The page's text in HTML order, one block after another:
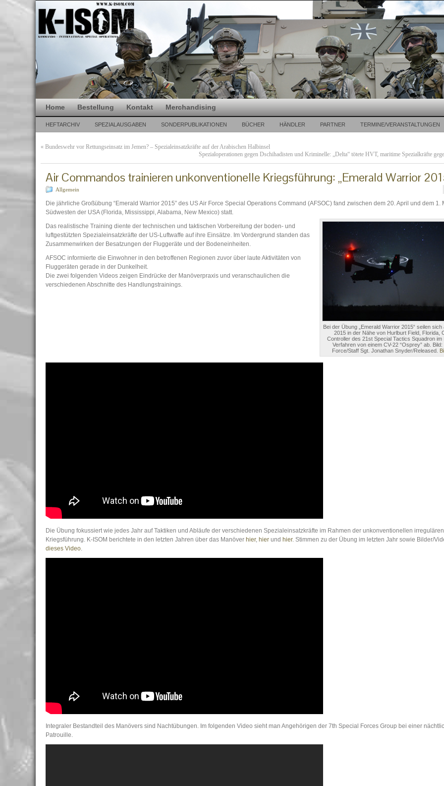
Home Bestellung Kontakt Merchandising
HEFTARCHIV SPEZIALAUSGABEN SONDERPUBLIKATIONEN BÜCHER HÄNDLER PARTNER TERMINE/VERANSTALTUNGEN
« Bundeswehr vor Rettungseinsatz im Jemen? – Spezialeinsatzkräfte auf der Arabischen Halbinsel
Spezialoperationen gegen Dschihadisten und Kriminelle: „Delta“ tötete HVT, maritime Spezialkräfte
Air Commandos trainieren unkonventionelle Kriegsführung: „Emerald Warrior
Allgemein
Die jährliche Großübung “Emerald Warrior 2015” des US Air Force Special Operations Command (AFSOC) fand zwischen dem 20. April und dem 1.
Südwesten der USA (Florida, Mississippi, Alabama, New Mexico) statt.
Bei der Übung „Emerald Warrior 2015“ seilen sich
2015 in der Nähe von Hurlburt Field, Florida,
Controller des 21st Special Tactics Squadron im
Verfahren von einem CV-22 “Osprey” ab. Bild:
Force/Staff Sgt. Jonathan Snyder/Released.
Das realistische Training diente der technischen und taktischen Vorbereitung der boden- und
luftgestützten Spezialeinsatzkräfte der US-Luftwaffe auf ihre Einsätze. Im Vordergrund standen das
Zusammenwirken der Besatzungen der Fluggeräte und der Bodeneinheiten.
AFSOC informierte die Einwohner in den betroffenen Regionen zuvor über laute Aktivitäten von
Fluggeräten gerade in der Dunkelheit.
Die zwei folgenden Videos zeigen Eindrücke der Manöverpraxis und veranschaulichen die
verschiedenen Abschnitte des Handlungstrainings.
Die Übung fokussiert wie jedes Jahr auf Taktiken und Abläufe der verschiedenen Spezialeinsatzkräfte im Rahmen der unkonventionellen irregulären
Kriegsführung. K-ISOM berichtete in den letzten Jahren über das Manöver hier, hier und hier. Stimmen zu der Übung im letzten Jahr sowie Bilder/
dieses Video.
Integraler Bestandteil des Manövers sind Nachtübungen. Im folgenden Video sieht man Angehörigen der 7th Special Forces Group bei einer
Patrouille.